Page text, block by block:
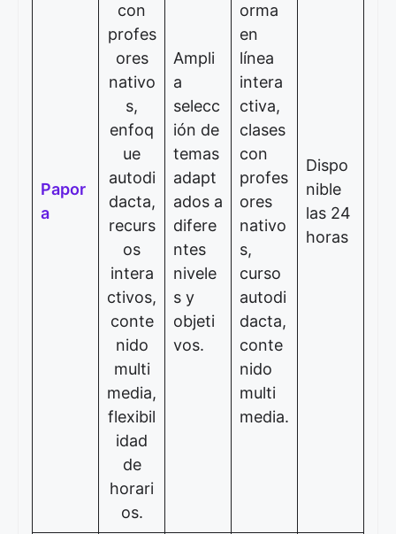
Papor
a
con
profes
ores
nativo
s,
enfoq
ue
autodi
dacta,
recurs
os
intera
ctivos,
conte
nido
multi
media,
flexibil
idad
de
horari
os.
Ampli
a
selecc
ión de
temas
adapt
ados a
difere
ntes
nivele
s y
objeti
vos.
orma
en
línea
intera
ctiva,
clases
con
profes
ores
nativo
s,
curso
autodi
dacta,
conte
nido
multi
media.
Dispo
nible
las 24
horas